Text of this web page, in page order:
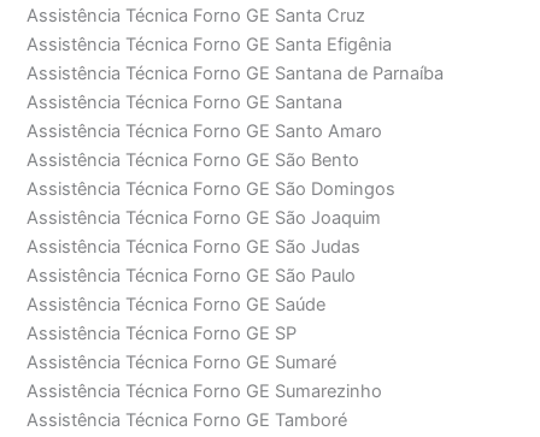
Assistência Técnica Forno GE Santa Cruz
Assistência Técnica Forno GE Santa Efigênia
Assistência Técnica Forno GE Santana de Parnaíba
Assistência Técnica Forno GE Santana
Assistência Técnica Forno GE Santo Amaro
Assistência Técnica Forno GE São Bento
Assistência Técnica Forno GE São Domingos
Assistência Técnica Forno GE São Joaquim
Assistência Técnica Forno GE São Judas
Assistência Técnica Forno GE São Paulo
Assistência Técnica Forno GE Saúde
Assistência Técnica Forno GE SP
Assistência Técnica Forno GE Sumaré
Assistência Técnica Forno GE Sumarezinho
Assistência Técnica Forno GE Tamboré